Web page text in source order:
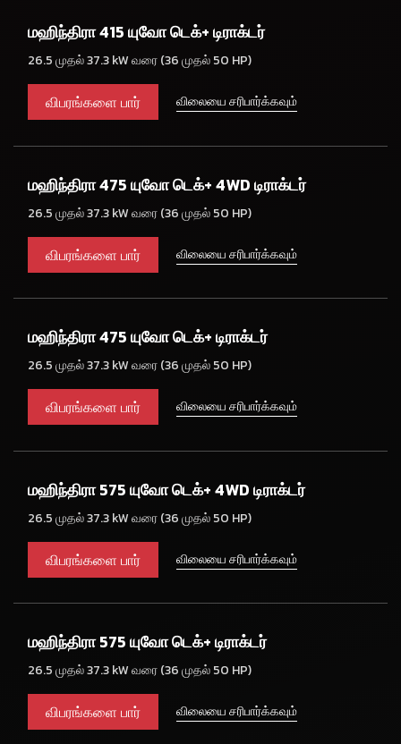
மஹிந்திரா 415 யுவோ டெக்+ டிராக்டர்
26.5 முதல் 37.3 kW வரை (36 முதல் 50 HP)
விபரங்களை பார் விலையை சரிபார்க்கவும்
மஹிந்திரா 475 யுவோ டெக்+ 4WD டிராக்டர்
26.5 முதல் 37.3 kW வரை (36 முதல் 50 HP)
விபரங்களை பார் விலையை சரிபார்க்கவும்
மஹிந்திரா 475 யுவோ டெக்+ டிராக்டர்
26.5 முதல் 37.3 kW வரை (36 முதல் 50 HP)
விபரங்களை பார் விலையை சரிபார்க்கவும்
மஹிந்திரா 575 யுவோ டெக்+ 4WD டிராக்டர்
26.5 முதல் 37.3 kW வரை (36 முதல் 50 HP)
விபரங்களை பார் விலையை சரிபார்க்கவும்
மஹிந்திரா 575 யுவோ டெக்+ டிராக்டர்
26.5 முதல் 37.3 kW வரை (36 முதல் 50 HP)
விபரங்களை பார் விலையை சரிபார்க்கவும்